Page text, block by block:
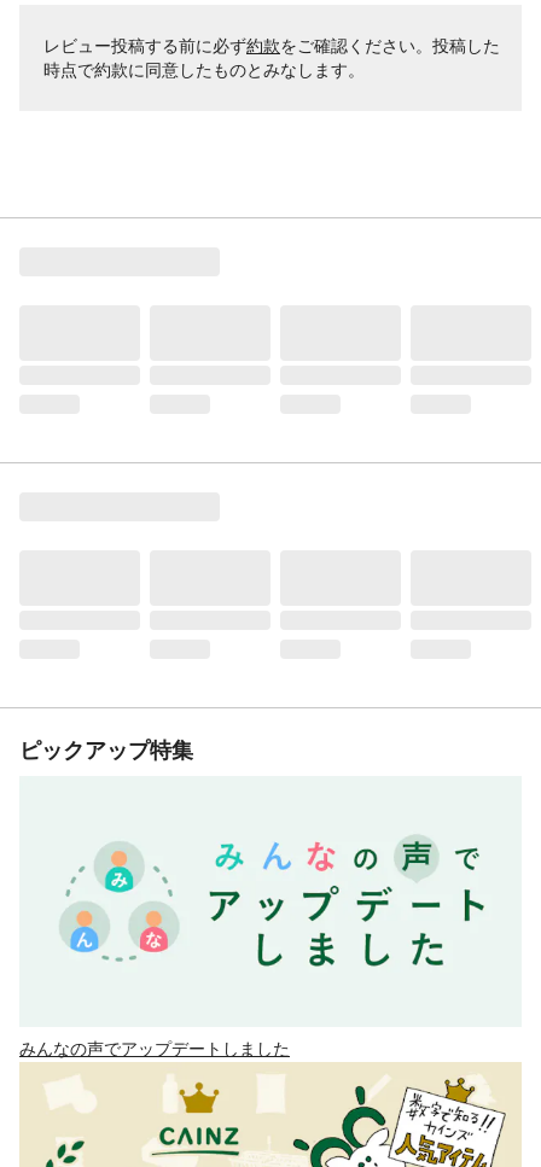
レビュー投稿する前に必ず約款をご確認ください。投稿した
時点で約款に同意したものとみなします。
ピックアップ特集
みんなの声でアップデートしました